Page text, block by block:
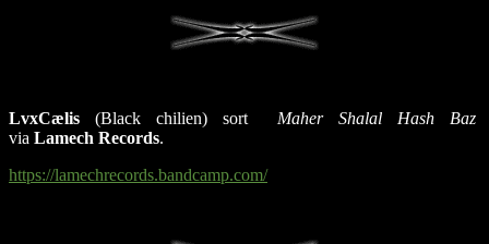
LvxCælis (Black chilien) sort Maher Shalal Hash Baz
via Lamech Records.
https://lamechrecords.bandcamp.com/